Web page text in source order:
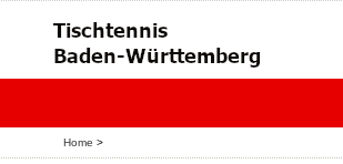
Home >